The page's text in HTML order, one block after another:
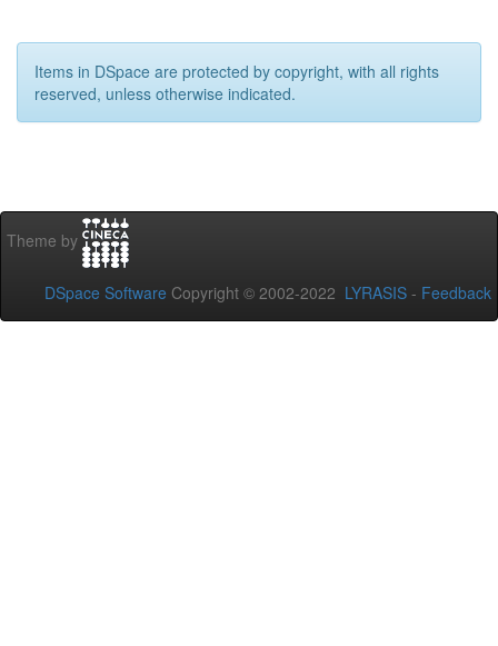
Items in DSpace are protected by copyright, with all rights
reserved, unless otherwise indicated.
Theme by
DSpace Software Copyright © 2002-2022 LYRASIS - Feedback